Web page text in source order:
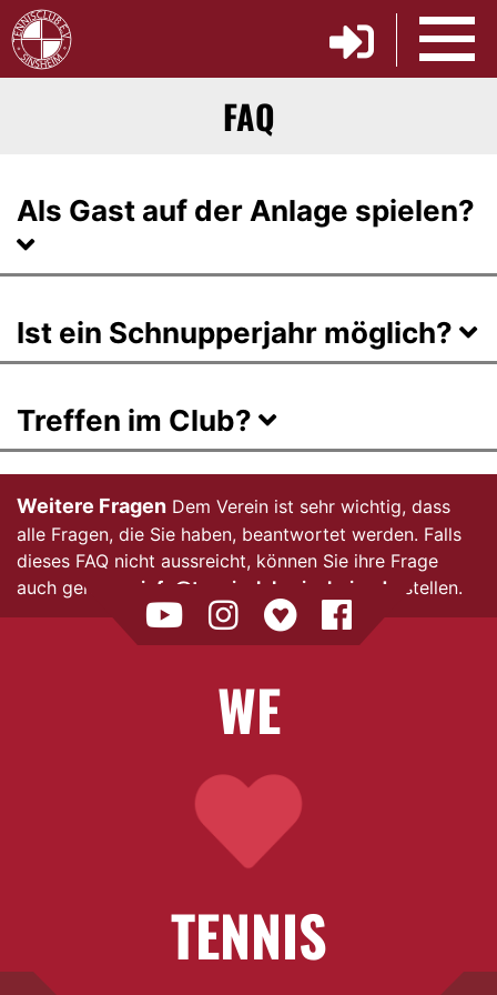
FAQ
Als Gast auf der Anlage spielen?
Ist ein Schnupperjahr möglich?
Treffen im Club?
Weitere Fragen Dem Verein ist sehr wichtig, dass
alle Fragen, die Sie haben, beantwortet werden. Falls
dieses FAQ nicht aussreicht, können Sie ihre Frage
auch gerne an info@tennisclub-sinsheim.de stellen.
WE
TENNIS